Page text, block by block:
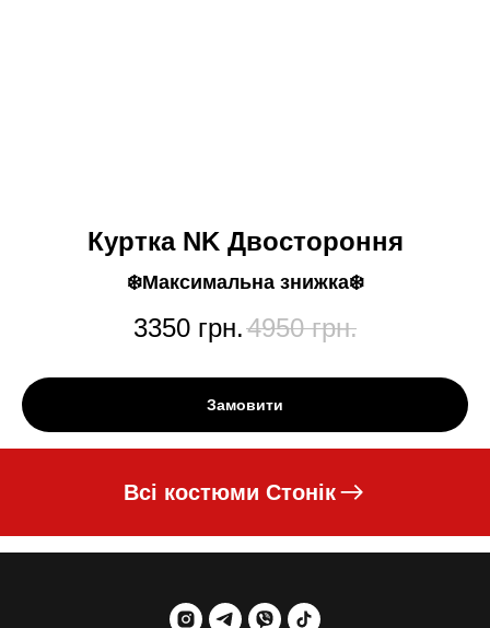
Куртка NK Двостороння
❄️Максимальна знижка❄️
3350 грн.4950 грн.
Замовити
Всі костюми Стонік